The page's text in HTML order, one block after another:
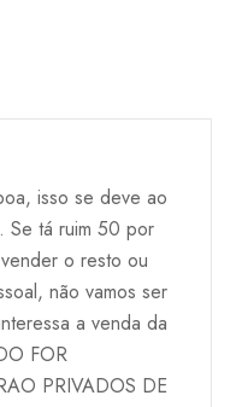
isso se deve ao
Se tá ruim 50 por
o resto ou
não vamos ser
a venda da
FOR
PRIVADOS DE